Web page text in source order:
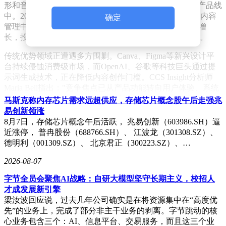
形和音频等多模态领域，并深度整合到Creative Cloud等产品线
中。2024年上线的GenStudio平台，更试图构建企业级AI内容
管理中枢。但最新财报显示，尽管AI相关收入实现三倍增
长，投资者仍对8.5亿月活用户的变现效率保持谨慎态度。
传统优势领域正遭遇多方围剿。Canva、Figma等新兴设计平
台持续侵蚀消费级市场，而OpenAI、谷歌等科技巨头通过提
示词生成技术，正在降低内容创作门槛。CCS Insight分析师
集成度和成本控制，这对Adobe长期以来的溢价能力形成压
力。"这种转变在学生群体和专业消费者中尤为明显，AI原生
工具正在消解传统软件的技术壁垒。
新任CEO的选拔标准凸显了公司战略重心转移。Aragon
Research的Jim Lundy强调，董事会需要寻找"既精通订阅经
济，又能引领AI时代变革"的领导者。这要求继任者必须在维
点。Murray建议，Adobe应重构定价体系，围绕"创作成果"而
非"软件工具"设计商业模式，同时大幅提升产品易用性。
技术架构层面同样面临重构需求。随着自主AI智能体能力增
强，软件应用层存在被压缩为基础设施的风险。分析人士认
确定
马斯克称内存芯片需求远超供应，存储芯片概念股午后走强兆
易创新领涨
8月7日，存储芯片概念午后活跃， 兆易创新（603986.SH）逼
近涨停， 普冉股份（688766.SH）、 江波龙（301308.SZ）、
德明利（001309.SZ）、 北京君正（300223.SZ）、…
2026-08-07
字节全员会聚焦AI战略：自研大模型坚守长期主义，校招人
才成发展新引擎
梁汝波回应说，过去几年公司确实是在将资源集中在“高度优
先”的业务上，完成了部分非主干业务的剥离。字节跳动的核
心业务包含三个：AI、信息平台、交易服务，而且这三个业